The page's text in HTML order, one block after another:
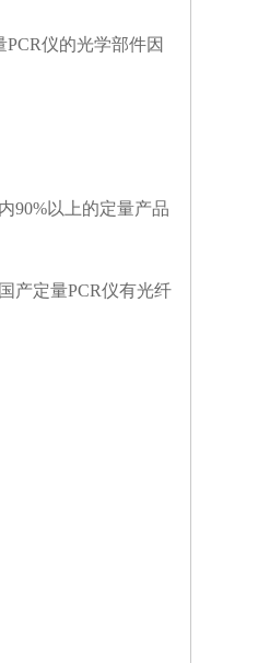
仪的光学部件因
90%以上的定量产品
产定量PCR仪有光纤